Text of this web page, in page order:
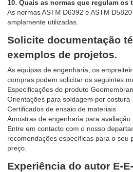
10. Quais as normas que regulam os
As normas ASTM D6392 e ASTM
amplamente utilizadas.
Solicite documentação
exemplos de projetos.
As equipas de engenharia, os
compras podem solicitar os seguintes
Especificações do produto
Orientações para soldagem por costura
Certificados de ensaio de materiais
Amostras de engenharia para avaliação
Entre em contacto com o nosso
recomendações específicas para o seu
preço.
Experiência do autor E-